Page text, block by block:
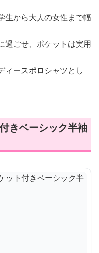
生から大人の女性まで幅
過ごせ、ポケットは実用
ィースポロシャツとし
きベーシック半袖